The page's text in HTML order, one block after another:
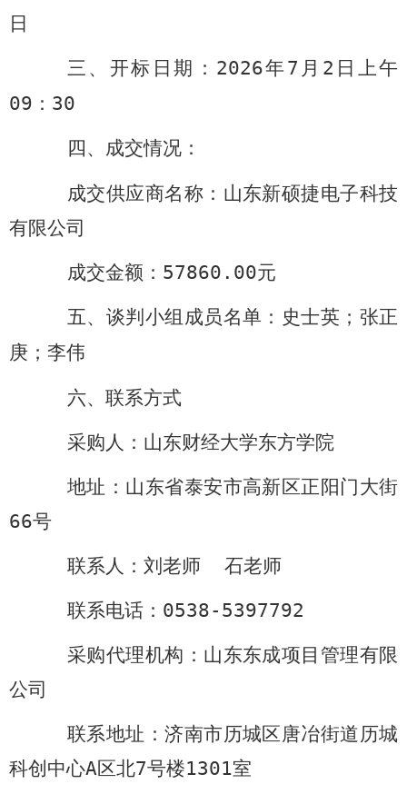
日
三、开标日期 ： 2026年 7 月 2 日上午
09 ： 30
四、成交情况 ：
成交供应商名称：山东新硕捷电子科技
有限公司
成交金额： 57860.00元
五、谈判小组成员名单 ：史士英；张正
庚；李伟
六、联系方式
采购人：山东财经大学东方学院
地址：山东省泰安市高新区正阳门大街
66号
联系人：刘老师 石老师
联系电话： 0538-5397792
采购代理机构：山东东成项目管理有限
公司
联系地址：济南市历城区唐冶街道历城
科创中心A区北7号楼1301室